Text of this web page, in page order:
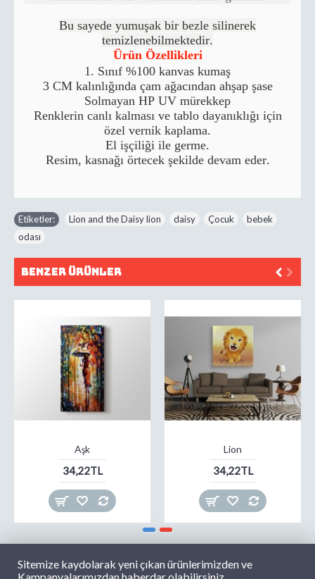
Bu sayede yumuşak bir bezle silinerek
temizlenebilmektedir.
Ürün Özellikleri
1. Sınıf %100 kanvas kumaş
3 CM kalınlığında çam ağacından ahşap şase
Solmayan HP UV mürekkep
Renklerin canlı kalması ve tablo dayanıklığı için
özel vernik kaplama.
El işçiliği ile germe.
Resim, kasnağı örtecek şekilde devam eder.
Etiketler: Lion and the Daisy lion daisy Çocuk bebek
odası
Benzer Ürünler
Aşk
34,22TL
Lion
34,22TL
Sitemize kaydolarak yeni çıkan ürünlerimizden ve